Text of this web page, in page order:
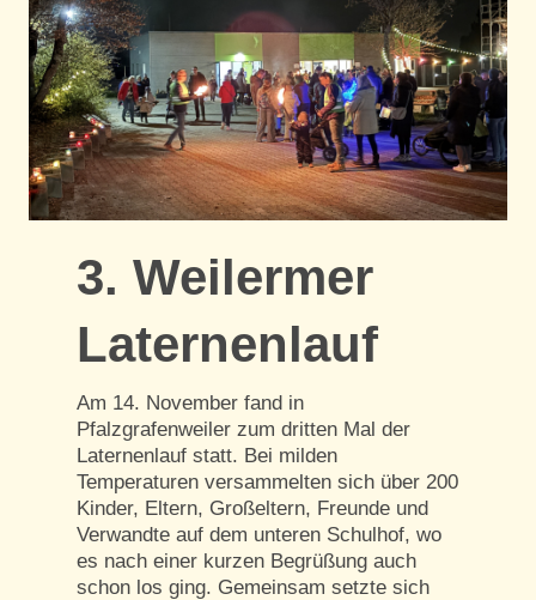
3. Weilermer
Laternenlauf
Am 14. November fand in
Pfalzgrafenweiler zum dritten Mal der
Laternenlauf statt. Bei milden
Temperaturen versammelten sich über 200
Kinder, Eltern, Großeltern, Freunde und
Verwandte auf dem unteren Schulhof, wo
es nach einer kurzen Begrüßung auch
schon los ging. Gemeinsam setzte sich